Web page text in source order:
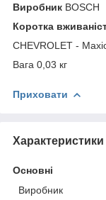
Виробник BOSCH
Коротка
CHEVROLET -
Вага 0,03 кг
Приховати
Характеристики
Основні
Виробник